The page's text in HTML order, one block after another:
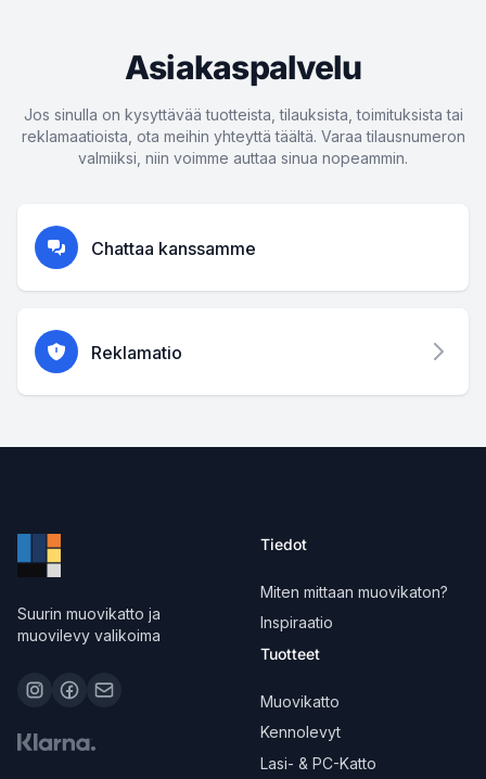
Asiakaspalvelu
Jos sinulla on kysyttävää tuotteista, tilauksista, toimituksista tai
reklamaatioista, ota meihin yhteyttä täältä. Varaa tilausnumeron
valmiiksi, niin voimme auttaa sinua nopeammin.
Chattaa kanssamme
Reklamatio
Suurin muovikatto ja
muovilevy valikoima
Tiedot
Miten mittaan muovikaton?
Inspiraatio
Tuotteet
Muovikatto
Kennolevyt
Lasi- & PC-Katto